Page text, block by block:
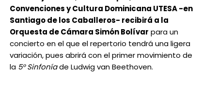
Convenciones y Cultura Dominicana UTESA -en
Santiago de los Caballeros- recibirá a la
Orquesta de Cámara Simón Bolívar para un
concierto en el que el repertorio tendrá una ligera
variación, pues abrirá con el primer movimiento de
la 5° Sinfoníade Ludwig van Beethoven.